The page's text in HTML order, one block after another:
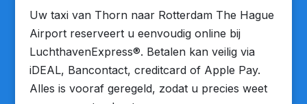
Uw taxi van Thorn naar Rotterdam The Hague
Airport reserveert u eenvoudig online bij
LuchthavenExpress®. Betalen kan veilig via
iDEAL, Bancontact, creditcard of Apple Pay.
Alles is vooraf geregeld, zodat u precies weet